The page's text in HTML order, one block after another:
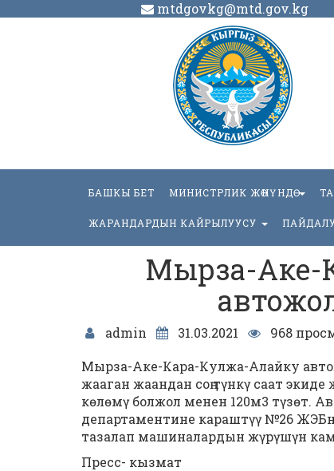
mtdgovkg@mtd.gov.kg
БАШКЫ БЕТ МИНИСТРЛИК ЖӨНҮНДӨ
ЖАРАНДАРДЫН КАЙРЫЛУУСУ
Мырза-Аке-
admin 31.03.2021
968
Мырза-Аке-Кара-Кулжа-Алайку
жааган жаандан соң түнкү саат
кѳлѳмү болжол менен 120м3 түзѳт.
департаментине караштүү №26
тазалап машиналардын жүрүшүн
Пресс- кызмат